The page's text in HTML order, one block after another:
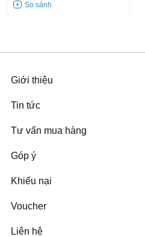
Giới thiệu
Tin tức
Tư vấn mua hàng
Góp ý
Khiếu nại
Voucher
Liên hệ